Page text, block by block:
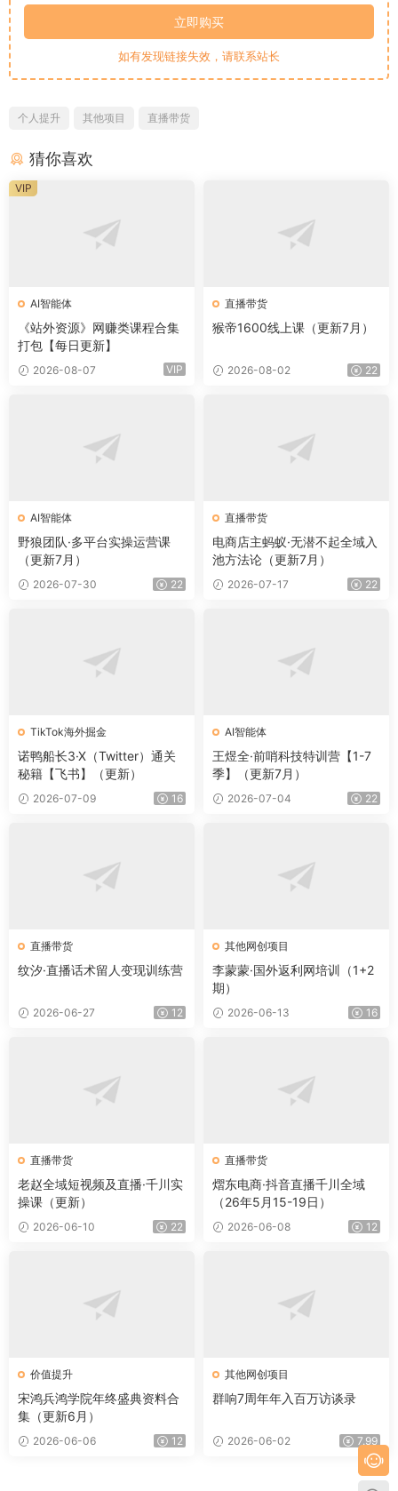
立即购买
如有发现链接失效，请联系站长
个人提升 其他项目 直播带货
猜你喜欢
AI智能体
《站外资源》网赚类课程合集
打包【每日更新】
2026-08-07 VIP
VIP
直播带货
猴帝1600线上课（更新7月）
2026-08-02 22
AI智能体
野狼团队·多平台实操运营课
（更新7月）
2026-07-30 22
直播带货
电商店主蚂蚁·无潜不起全域入
池方法论（更新7月）
2026-07-17 22
TikTok海外掘金
诺鸭船长3·X（Twitter）通关
秘籍【飞书】（更新）
2026-07-09 16
AI智能体
王煜全·前哨科技特训营【1-7
季】（更新7月）
2026-07-04 22
直播带货
纹汐·直播话术留人变现训练营
2026-06-27 12
其他网创项目
李蒙蒙·国外返利网培训（1+2
期）
2026-06-13 16
直播带货
老赵全域短视频及直播·千川实
操课（更新）
2026-06-10 22
直播带货
熠东电商·抖音直播千川全域
（26年5月15-19日）
2026-06-08 12
价值提升
宋鸿兵鸿学院年终盛典资料合
集（更新6月）
2026-06-06 12
其他网创项目
群响7周年年入百万访谈录
2026-06-02 7.99